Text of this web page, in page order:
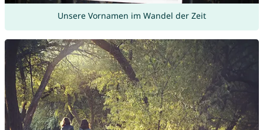
Unsere Vornamen im Wandel der Zeit